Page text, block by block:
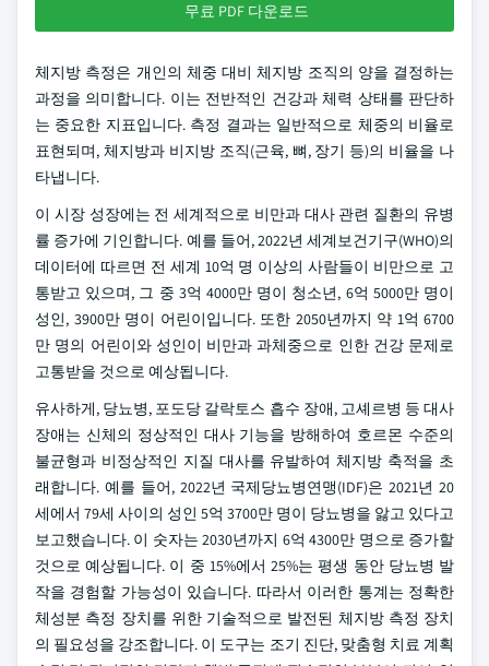
무료 PDF 다운로드
체지방 측정은 개인의 체중 대비 체지방 조직의 양을 결정하는
과정을 의미합니다. 이는 전반적인 건강과 체력 상태를 판단하
는 중요한 지표입니다. 측정 결과는 일반적으로 체중의 비율로
표현되며, 체지방과 비지방 조직(근육, 뼈, 장기 등)의 비율을 나
타냅니다.
이 시장 성장에는 전 세계적으로 비만과 대사 관련 질환의 유병
률 증가에 기인합니다. 예를 들어, 2022년 세계보건기구(WHO)의
데이터에 따르면 전 세계 10억 명 이상의 사람들이 비만으로 고
통받고 있으며, 그 중 3억 4000만 명이 청소년, 6억 5000만 명이
성인, 3900만 명이 어린이입니다. 또한 2050년까지 약 1억 6700
만 명의 어린이와 성인이 비만과 과체중으로 인한 건강 문제로
고통받을 것으로 예상됩니다.
유사하게, 당뇨병, 포도당 갈락토스 흡수 장애, 고셰르병 등 대사
장애는 신체의 정상적인 대사 기능을 방해하여 호르몬 수준의
불균형과 비정상적인 지질 대사를 유발하여 체지방 축적을 초
래합니다. 예를 들어, 2022년 국제당뇨병연맹(IDF)은 2021년 20
세에서 79세 사이의 성인 5억 3700만 명이 당뇨병을 앓고 있다고
보고했습니다. 이 숫자는 2030년까지 6억 4300만 명으로 증가할
것으로 예상됩니다. 이 중 15%에서 25%는 평생 동안 당뇨병 발
작을 경험할 가능성이 있습니다. 따라서 이러한 통계는 정확한
체성분 측정 장치를 위한 기술적으로 발전된 체지방 측정 장치
의 필요성을 강조합니다. 이 도구는 조기 진단, 맞춤형 치료 계획